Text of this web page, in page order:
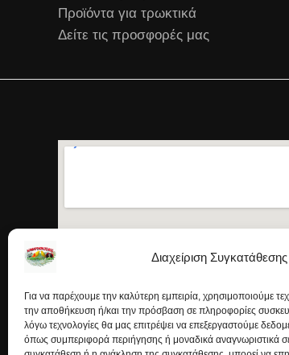
Διαχείριση Συγκατάθεσης
Για να παρέχουμε την καλύτερη εμπειρία, χρησιμοποιούμε
την αποθήκευση ή/και την πρόσβαση σε πληροφορίες
λόγω τεχνολογίες θα μας επιτρέψει να επεξεργαστούμε
όπως συμπεριφορά περιήγησης ή μοναδικά αναγνωριστικά
Προϊόντα για τρωκτικά
Δείτε τις προσφορές μας